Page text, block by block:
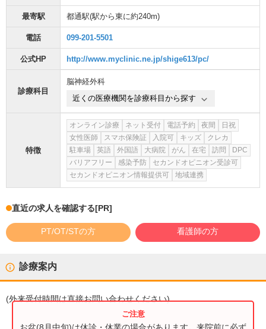
最寄駅 都通駅(駅から東に約240m)
電話 099-201-5501
公式HP http://www.myclinic.ne.jp/shige613/pc/
診療科目
脳神経外科
近くの医療機関を診療科目から探す
特徴
オンライン診療 ネット受付 電話予約 夜間
日祝
女性医師
スマホ保険証 入院可 キッズ
クレカ
駐車場
英語 外国語 大病院 がん 在宅 訪問
DPC
バリアフリー
感染予防
セカンドオピニオン受診可
セカンドオピニオン情報提供可
地域連携
直近の求人を確認する[PR]
PT/OT/STの方 看護師の方
診療案内
(外来受付時間は直接お問い合わせください)
お盆(8月中旬)は休診・休業の場合があります。来院前に必ず